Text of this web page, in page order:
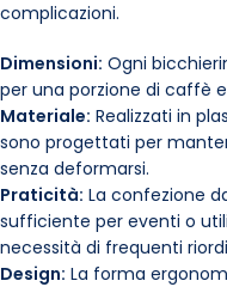
complicazioni.
Dimensioni: Ogni
per una porzione di caffè
Materiale: Realizzati in
sono progettati per
senza deformarsi.
Praticità: La confezione
sufficiente per eventi o
necessità di frequenti
Design: La forma